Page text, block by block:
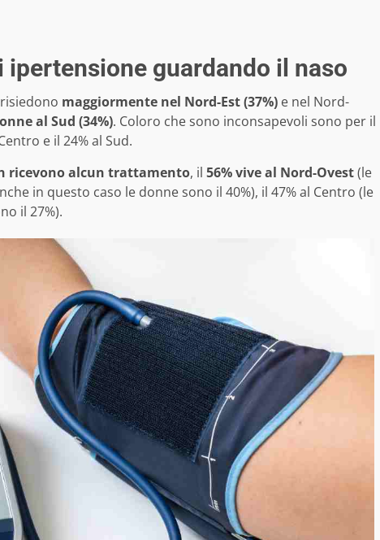
guardando il naso
maggiormente nel Nord-Est (37%) e nel Nord-
al Sud (34%). Coloro che sono inconsapevoli sono per il
e il 24% al Sud.
ricevono alcun trattamento, il 56% vive al Nord-Ovest(le
in questo caso le donne sono il 40%), il 47% al Centro (le
il 27%).